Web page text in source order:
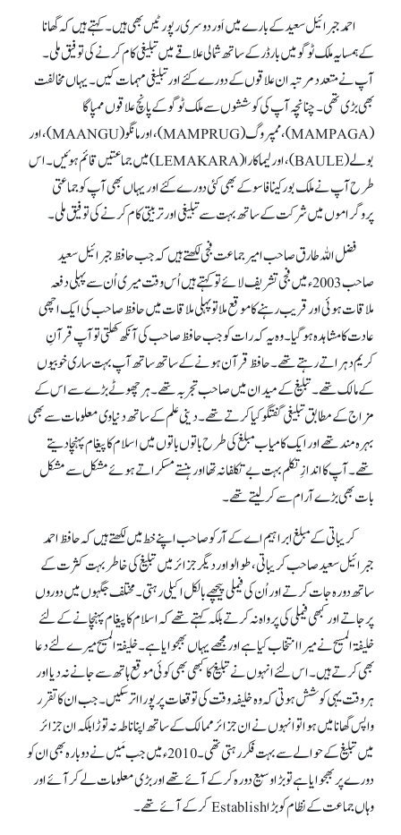
احمد جبرائیل سعید کے بارے میں اَور دوسری رپورٹیں بھی ہیں۔ کہتے ہیں کہ گھانا
کے ہمسایہ ملک ٹوگو میں بارڈر کے ساتھ شمالی علاقے میں تبلیغی کام کرنے کی توفیق ملی۔
آپ نے متعدد مرتبہ ان علاقوں کے دورے کئے اور تبلیغی مہمات کیں۔ یہاں مخالفت
بھی بڑی تھی۔ چنانچہ آپ کی کوششوں سے ملک ٹوگو کے پانچ علاقوں ممپاگا
(MAMPAGA)، ممپروگ (MAMPRUG)، اور مانگو (MAANGU)، اور
بولے (BAULE)، اور لیما کارا (LEMAKARA) میں جماعتیں قائم ہوئیں۔ اس
طرح آپ نے ملک بورکینا فاسو کے بھی کئی دورے کئے اور یہاں بھی آپ کو جماعتی
پروگراموں میں شرکت کے ساتھ بہت سے تبلیغی اور تربیتی کام کرنے کی توفیق ملی۔
فضل اللہ طارق صاحب امیر جماعت فجی لکھتے ہیں کہ جب حافظ جبرائیل سعید
صاحب 2003ء میں فجی تشریف لائے توکہتے ہیں اُس وقت میری اُن سے پہلی دفعہ
ملاقات ہوئی اور قریب رہنے کا موقع ملا تو پہلی ملاقات میں حافظ صاحب کی ایک اچھی
عادت کا مشاہدہ ہو گیا۔ وہ یہ کہ رات کو جب حافظ صاحب کی آنکھ کھلتی تو آپ قرآنِ
کریم دہراتے رہتے تھے۔ حافظ قرآن ہونے کے ساتھ ساتھ آپ بہت ساری خوبیوں
کے مالک تھے۔ تبلیغ کے میدان میں صاحب تجربہ تھے۔ ہر چھوٹے بڑے سے اس کے
مزاج کے مطابق تبلیغی گفتگو کیا کرتے تھے۔ دینی علم کے ساتھ دنیاوی معلومات سے بھی
بہرہ مند تھے اور ایک کامیاب مبلغ کی طرح باتوں باتوں میں اسلام کا پیغام پہنچا دیتے
تھے۔ آپ کا اندازِ تکلم بہت بے تکلفانہ تھا اور ہنستے مسکراتے ہوئے مشکل سے مشکل
بات بھی بڑے آرام سے کر لیتے تھے۔
کریباتی کے مبلغ ابراہیم اے کے آر کوصاحب اپنے خط میں لکھتے ہیں کہ حافظ احمد
جبرائیل سعید صاحب کریباتی، طوالو اور دیگر جزائر میں تبلیغ کی خاطر بہت کثرت کے
ساتھ دورہ جات کرتے اور اُن کی فیملی پیچھے بالکل اکیلی رہتی۔ مختلف جگہوں میں دوروں
پرجاتے اور کبھی فیملی کی پرواہ نہ کرتے بلکہ کہتے تھے کہ اسلام کا پیغام پہنچانے کے لئے
خلیفۃ المسیح نے میرا انتخاب کیا ہے اور مجھے یہاں بھجوایا ہے۔ خلیفۃ المسیح میرے لئے دعا
بھی کرتے ہیں۔ اس لئے انہوں نے تبلیغ کا کبھی بھی کوئی موقع ہاتھ سے جانے نہ دیا اور
ہر وقت یہی کوشش ہوتی کہ وہ خلیفہ وقت کی توقعات پر پورا اتر سکیں۔ جب ان کا تقرر
واپس گھانا میں ہوا تو انہوں نے ان جزائر ممالک کے ساتھ اپنا ناطہ نہ توڑا بلکہ ان جزائر
میں تبلیغ کے حوالے سے بہت فکر رہتی تھی۔ 2010ء میں جب مَیں نے دوبارہ بھی ان کو
دورے پر بھجوایا ہے تو بڑا وسیع دورہ کر کے آئے تھے اور بڑی معلومات لے کر آئے اور
وہاں جماعت کے نظام کوبڑا Establish کر کے آئے تھے۔